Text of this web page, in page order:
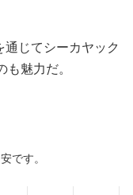
じてシーカヤック
魅力だ。
です。